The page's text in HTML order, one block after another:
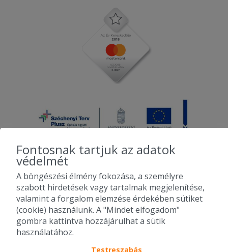
2010-2026 Copyright - Falatozz.hu - Diston-line Kft.
Pizza, gyros, hamburger, menük kedvező áron, egy helyen az összes
étterem ajánlata.
Fontosnak tartjuk az adatok
védelmét
A böngészési élmény fokozása, a személyre
szabott hirdetések vagy tartalmak megjelenítése,
valamint a forgalom elemzése érdekében sütiket
(cookie) használunk. A "Mindet elfogadom"
gombra kattintva hozzájárulhat a sütik
használatához.
Testreszabás